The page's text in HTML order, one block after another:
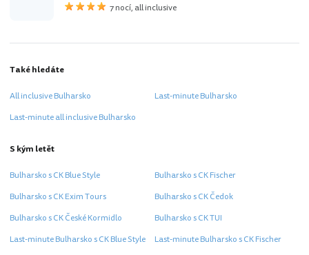
7 nocí, all inclusive
Také hledáte
All inclusive Bulharsko
Last-minute Bulharsko
Last-minute all inclusive Bulharsko
S kým letět
Bulharsko s CK Blue Style
Bulharsko s CK Fischer
Bulharsko s CK Exim Tours
Bulharsko s CK Čedok
Bulharsko s CK České Kormidlo
Bulharsko s CK TUI
Last-minute Bulharsko s CK Blue Style
Last-minute Bulharsko s CK Fischer